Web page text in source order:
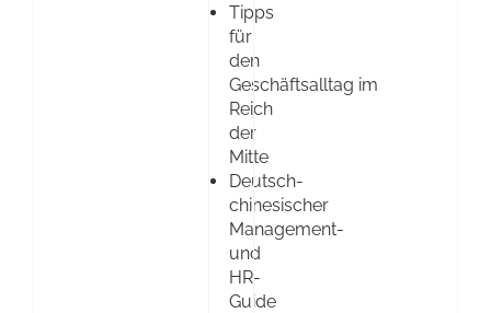
Tipps
für
den
Geschäftsalltag im
Reich
der
Mitte
Deutsch-
chinesischer
Management-
und
HR-
Guide